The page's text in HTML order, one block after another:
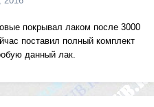
покрывал лаком после 3000
поставил полный комплект
данный лак.